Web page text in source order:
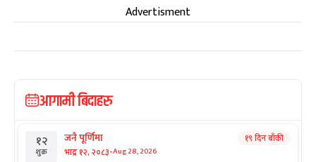
Advertisment
आगामी बिदाहरु
१२
शुक्र
जनै पूर्णिमा
भाद्र १२, २०८३-Aug 28, 2026
१९ दिन बाँकी